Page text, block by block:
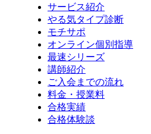
サービス紹介
やる気タイプ診断
モチサポ
オンライン個別指導
最速シリーズ
講師紹介
ご入会までの流れ
料金・授業料
合格実績
合格体験談